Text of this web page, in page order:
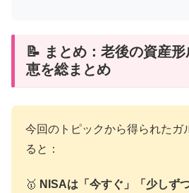
📝 まとめ：老後の資産
恵を総まとめ
今回のトピックから得られたガ
ると：
🥇 NISAは「今すぐ」「少しず